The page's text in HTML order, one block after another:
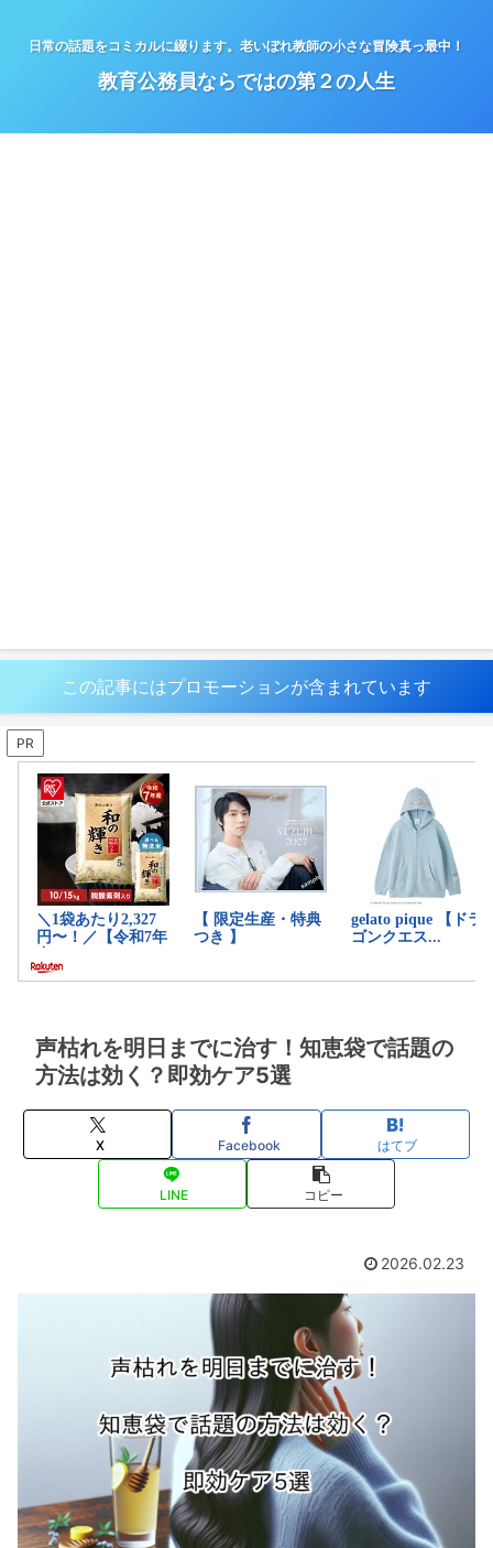
日常の話題をコミカルに綴ります。老いぼれ教師の小さな冒険真っ最中！
教育公務員ならではの第２の人生
この記事にはプロモーションが含まれています
PR
声枯れを明日までに治す！知恵袋で話題の
方法は効く？即効ケア5選
X Facebook はてブ
LINE コピー
2026.02.23